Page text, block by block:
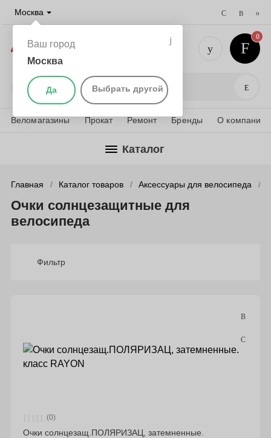
Москва
Ваш город
Москва
Да Выбрать другой Поиск
+7 (495)
0
Веломагазины Прокат Ремонт Бренды О компании
Каталог
Главная Каталог товаров Аксессуары для велосипеда
Очки солнцезащитные для
велосипеда
Фильтр
Материал
(0)
Очки солнцезащ.ПОЛЯРИЗАЦ, затемненные.